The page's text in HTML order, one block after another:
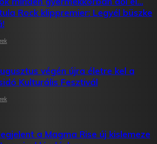
Rock klippremier: Legyél büszke
végén újra életre kel a
Kulturális Fesztivál
a Magma Rise új kislemeze